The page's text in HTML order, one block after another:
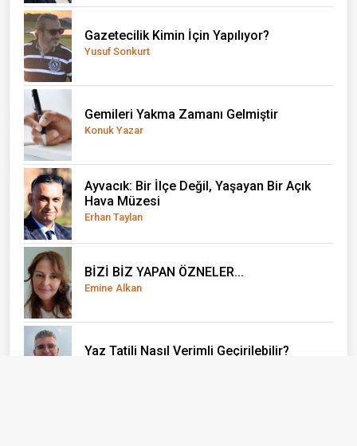
Gazetecilik Kimin İçin Yapılıyor?
Yusuf Sonkurt
Gemileri Yakma Zamanı Gelmiştir
Konuk Yazar
Ayvacık: Bir İlçe Değil, Yaşayan Bir Açık
Hava Müzesi
Erhan Taylan
BİZİ BİZ YAPAN ÖZNELER...
Emine Alkan
Yaz Tatili Nasıl Verimli Geçirilebilir?